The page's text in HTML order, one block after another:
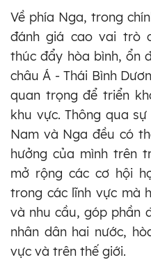
Về phía Nga, trong
đánh giá cao vai trò
thúc đẩy hòa bình, ổn
châu Á - Thái Bình
quan trọng để triển
khu vực. Thông qua
Nam và Nga đều có
hưởng của mình trên
mở rộng các cơ hội
trong các lĩnh vực mà
và nhu cầu, góp phần
nhân dân hai nước,
vực và trên thế giới.